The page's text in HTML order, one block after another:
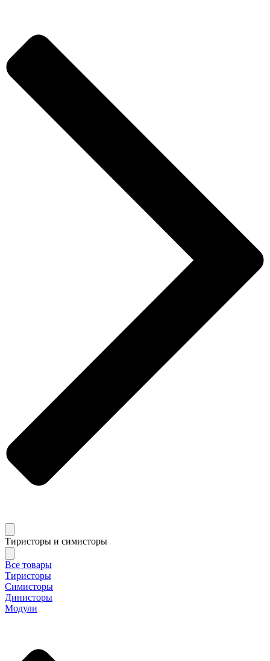
Тиристоры и симисторы
Все товары
Тиристоры
Симисторы
Динисторы
Модули